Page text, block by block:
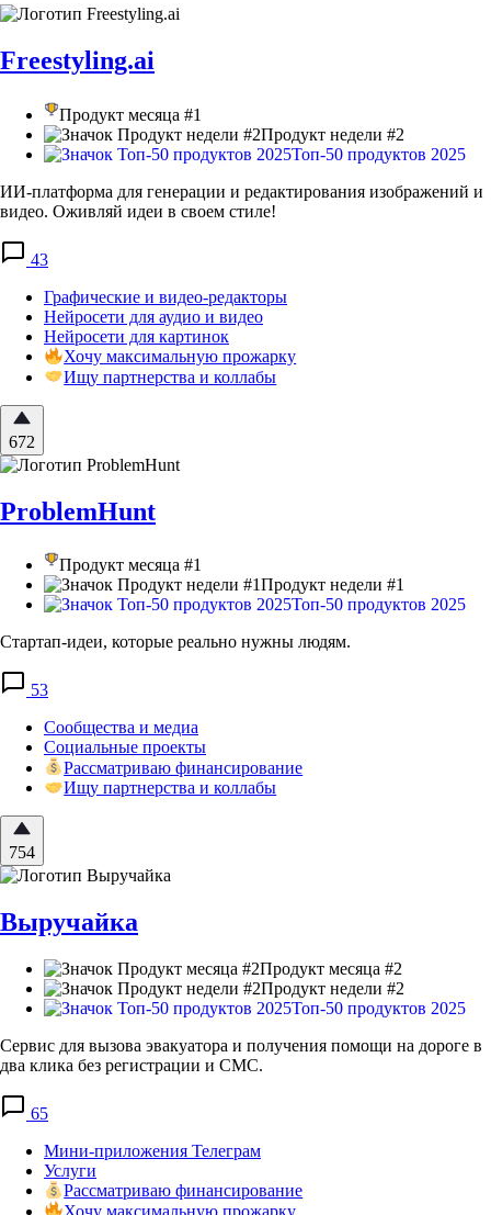
Freestyling.ai
Продукт месяца #1
Продукт недели #2
Топ-50 продуктов 2025
ИИ-платформа для генерации и редактирования изображений и
видео. Оживляй идеи в своем стиле!
43
Графические и видео-редакторы
Нейросети для аудио и видео
Нейросети для картинок
Хочу максимальную прожарку
Ищу партнерства и коллабы
672
ProblemHunt
Продукт месяца #1
Продукт недели #1
Топ-50 продуктов 2025
Стартап-идеи, которые реально нужны людям.
53
Сообщества и медиа
Социальные проекты
Рассматриваю финансирование
Ищу партнерства и коллабы
754
Выручайка
Продукт месяца #2
Продукт недели #2
Топ-50 продуктов 2025
Сервис для вызова эвакуатора и получения помощи на дороге в
два клика без регистрации и СМС.
65
Мини-приложения Телеграм
Услуги
Рассматриваю финансирование
Хочу максимальную прожарку